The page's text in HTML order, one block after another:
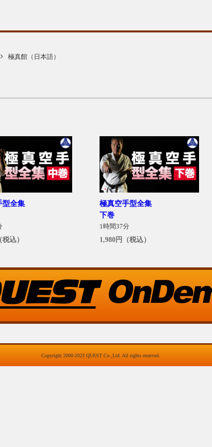
極真館（日本語）
型全集
込）
極真空手型全集
下巻
1時間37分
1,980円（税込）
Copyright 2000-2023 QUEST Co.,Ltd. All rights reserved.